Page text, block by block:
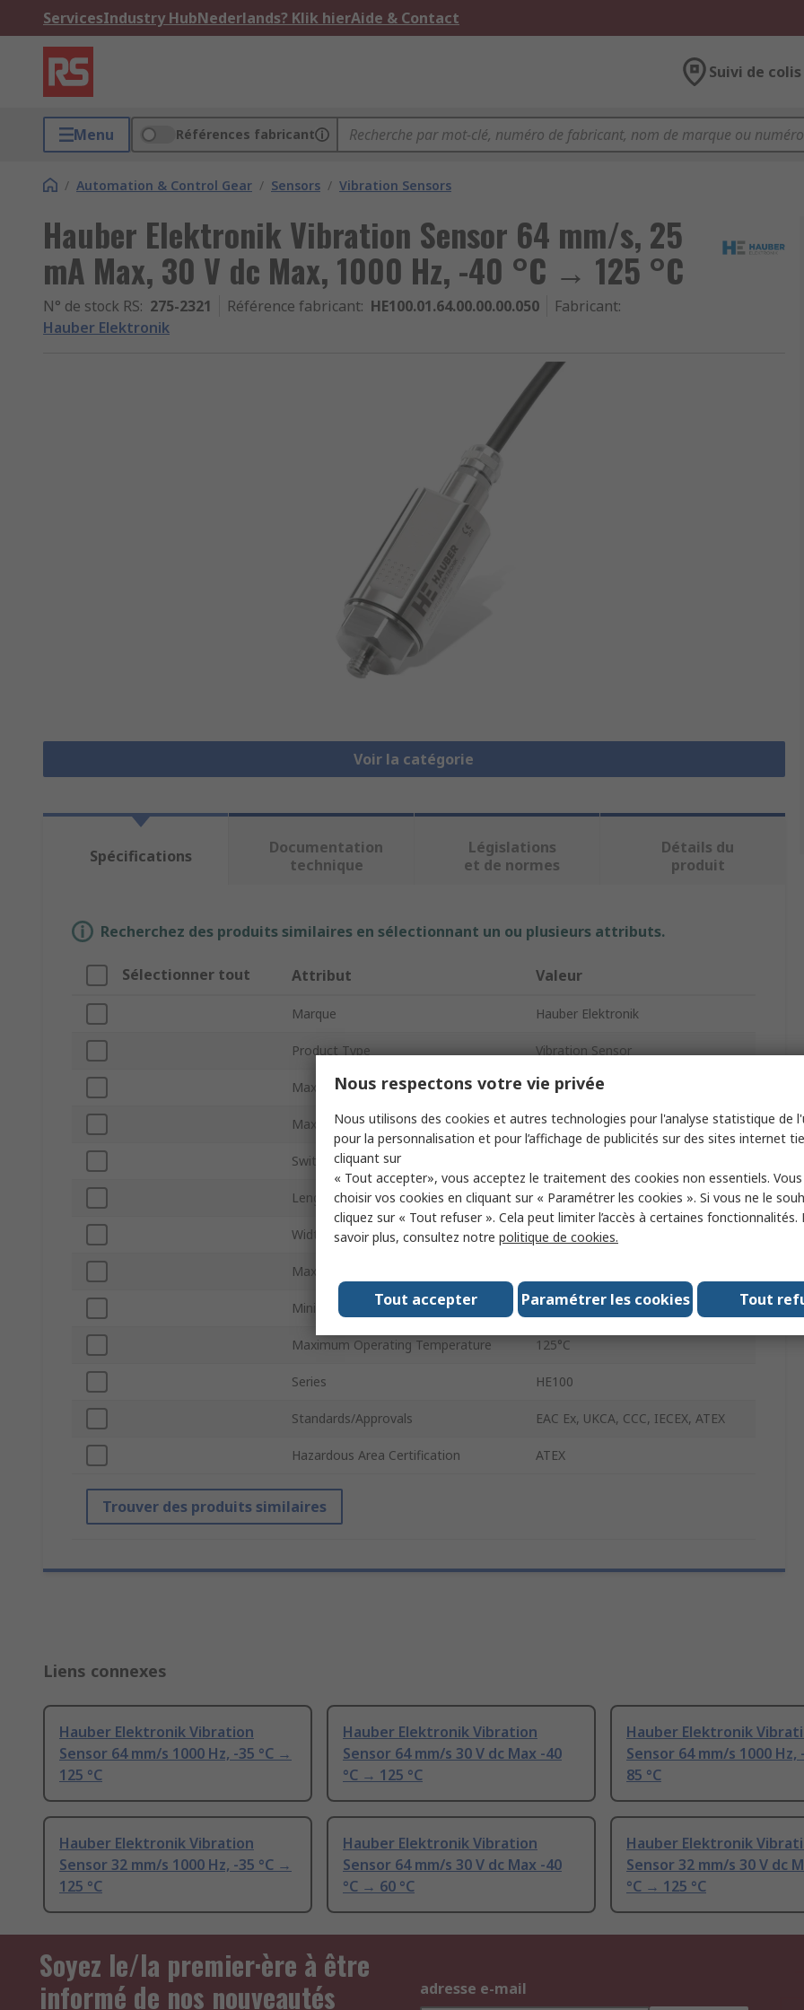
ServicesIndustry HubNederlands? Klik hierAide & Contact
Suivi de colis
Menu Références fabricant
/ Automation & Control Gear / Sensors / Vibration Sensors
Hauber Elektronik Vibration Sensor 64 mm/s, 25
mA Max, 30 V dc Max, 1000 Hz, -40 °C → 125 °C
N° de stock RS: 275-2321 Référence fabricant: HE100.01.64.00.00.00.050 Fabricant:
Hauber Elektronik
Voir la catégorie
Spécifications
Documentation
technique
Législations
et de normes
Détails du
produit
Recherchez des produits similaires en sélectionnant un ou plusieurs attributs.
Sélectionner tout Attribut Valeur
Marque Hauber Elektronik
Product Type Vibration Sensor
Maximum Current 25mA
Maximum DC Voltage 30V dc
Switching Frequency
Length 82.35mm
Width 31mm
Maximum Shock/Vibration
Minimum Operating Temperature -40°C
Maximum Operating Temperature 125°C
Series HE100
Standards/Approvals EAC Ex, UKCA, CCC, IECEX, ATEX
Hazardous Area Certification ATEX
Trouver des produits similaires
Liens connexes
Hauber Elektronik Vibration
Sensor 64 mm/s 1000 Hz, -35 °C →
125 °C
Hauber Elektronik Vibration
Sensor 64 mm/s 30 V dc Max -40
°C → 125 °C
Hauber Elektronik
Sensor 64 mm/s 1000 Hz,
85 °C
Hauber Elektronik Vibration
Sensor 32 mm/s 1000 Hz, -35 °C →
125 °C
Hauber Elektronik Vibration
Sensor 64 mm/s 30 V dc Max -40
°C → 60 °C
Hauber Elektronik
Sensor 32 mm/s 30 V dc
°C → 125 °C
Soyez le/la premier·ère à être
informé de nos nouveautés
adresse e-mail
Nous respectons votre vie privée
Nous utilisons des cookies et autres technologies pour l'analyse statistique de
pour la personnalisation et pour l’affichage de publicités sur des sites internet
cliquant sur
« Tout accepter», vous acceptez le traitement des cookies non essentiels.
choisir vos cookies en cliquant sur « Paramétrer les cookies ». Si vous ne le
cliquez sur « Tout refuser ». Cela peut limiter l’accès à certaines fonctionnalités.
savoir plus, consultez notre politique de cookies.
Tout accepter Paramétrer les cookies Tout